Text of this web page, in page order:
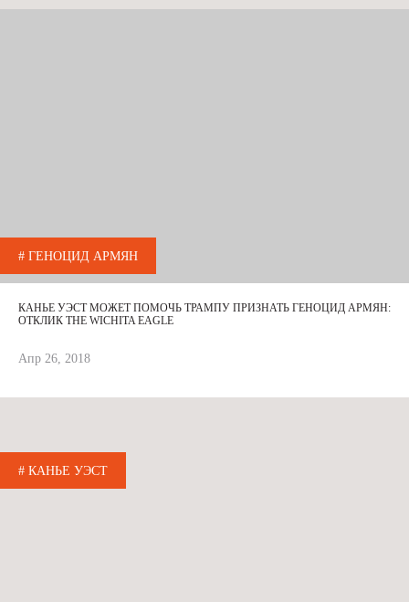
# ГЕНОЦИД АРМЯН
КАНЬЕ УЭСТ МОЖЕТ ПОМОЧЬ ТРАМПУ ПРИЗНАТЬ ГЕНОЦИД АРМЯН:
ОТКЛИК THE WICHITA EAGLE
Апр 26, 2018
# КАНЬЕ УЭСТ